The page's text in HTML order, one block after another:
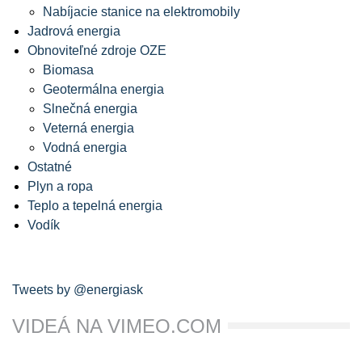
Nabíjacie stanice na elektromobily
Jadrová energia
Obnoviteľné zdroje OZE
Biomasa
Geotermálna energia
Slnečná energia
Veterná energia
Vodná energia
Ostatné
Plyn a ropa
Teplo a tepelná energia
Vodík
Tweets by @energiask
VIDEÁ NA VIMEO.COM